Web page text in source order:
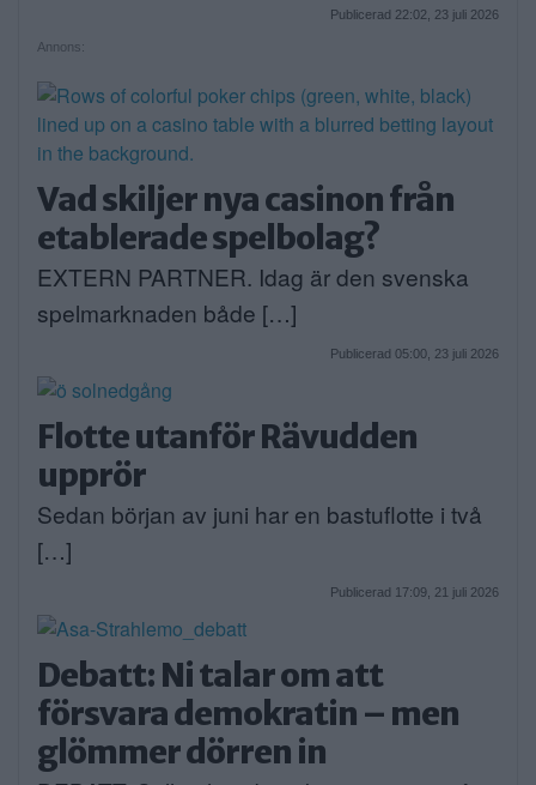
Publicerad 22:02, 23 juli 2026
Annons:
Vad skiljer nya casinon från
etablerade spelbolag?
EXTERN PARTNER. Idag är den svenska
spelmarknaden både […]
Publicerad 05:00, 23 juli 2026
Flotte utanför Rävudden
upprör
Sedan början av juni har en bastuflotte i två
[…]
Publicerad 17:09, 21 juli 2026
Debatt: Ni talar om att
försvara demokratin – men
glömmer dörren in